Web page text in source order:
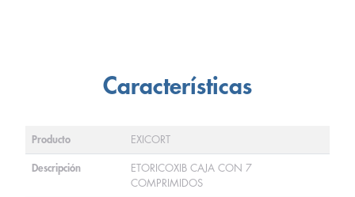
Características
Producto EXICORT
Descripción
ETORICOXIB CAJA CON 7
COMPRIMIDOS